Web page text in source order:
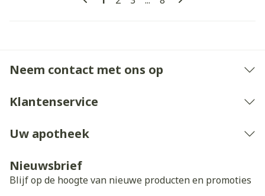
Neem contact met ons op
Klantenservice
Uw apotheek
Nieuwsbrief
Blijf op de hoogte van nieuwe producten en promoties